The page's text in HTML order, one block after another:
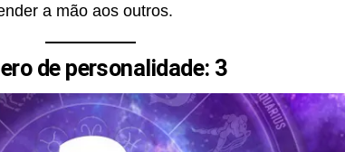
a mão aos outros.
de personalidade: 3